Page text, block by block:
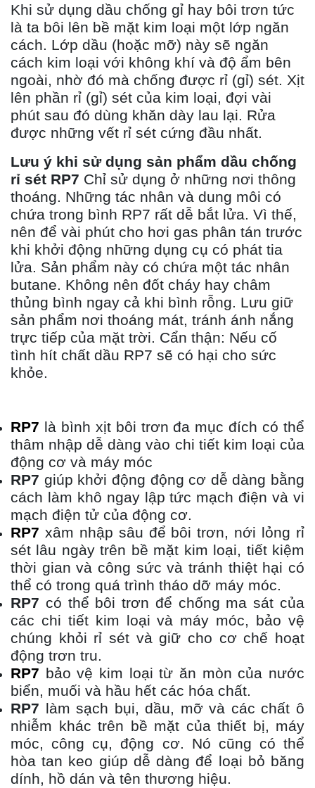
Khi sử dụng dầu chống gỉ hay bôi trơn tức
là ta bôi lên bề mặt kim loại một lớp ngăn
cách. Lớp dầu (hoặc mỡ) này sẽ ngăn
cách kim loại với không khí và độ ẩm bên
ngoài, nhờ đó mà chống được rỉ (gỉ) sét. Xịt
lên phần rỉ (gỉ) sét của kim loại, đợi vài
phút sau đó dùng khăn dày lau lại. Rửa
được những vết rỉ sét cứng đầu nhất.
Lưu ý khi sử dụng sản phẩm dầu chống
rỉ sét RP7 Chỉ sử dụng ở những nơi thông
thoáng. Những tác nhân và dung môi có
chứa trong bình RP7 rất dễ bắt lửa. Vì thế,
nên để vài phút cho hơi gas phân tán trước
khi khởi động những dụng cụ có phát tia
lửa. Sản phẩm này có chứa một tác nhân
butane. Không nên đốt cháy hay châm
thủng bình ngay cả khi bình rỗng. Lưu giữ
sản phẩm nơi thoáng mát, tránh ánh nắng
trực tiếp của mặt trời. Cẩn thận: Nếu cố
tình hít chất dầu RP7 sẽ có hại cho sức
khỏe.
RP7 là bình xịt bôi trơn đa mục đích có thể
thâm nhập dễ dàng vào chi tiết kim loại của
động cơ và máy móc
RP7 giúp khởi động động cơ dễ dàng bằng
cách làm khô ngay lập tức mạch điện và vi
mạch điện tử của động cơ.
RP7 xâm nhập sâu để bôi trơn, nới lỏng rỉ
sét lâu ngày trên bề mặt kim loại, tiết kiệm
thời gian và công sức và tránh thiệt hại có
thể có trong quá trình tháo dỡ máy móc.
RP7 có thể bôi trơn để chống ma sát của
các chi tiết kim loại và máy móc, bảo vệ
chúng khỏi rỉ sét và giữ cho cơ chế hoạt
động trơn tru.
RP7 bảo vệ kim loại từ ăn mòn của nước
biển, muối và hầu hết các hóa chất.
RP7 làm sạch bụi, dầu, mỡ và các chất ô
nhiễm khác trên bề mặt của thiết bị, máy
móc, công cụ, động cơ. Nó cũng có thể
hòa tan keo giúp dễ dàng để loại bỏ băng
dính, hồ dán và tên thương hiệu.